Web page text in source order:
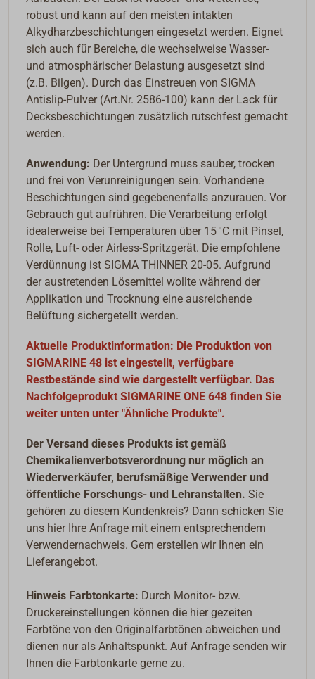
robust und kann auf den meisten intakten
Alkydharzbeschichtungen eingesetzt werden. Eignet
sich auch für Bereiche, die wechselweise Wasser-
und atmosphärischer Belastung ausgesetzt sind
(z.B. Bilgen). Durch das Einstreuen von SIGMA
Antislip-Pulver (Art.Nr. 2586-100) kann der Lack für
Decksbeschichtungen zusätzlich rutschfest gemacht
werden.
Anwendung: Der Untergrund muss sauber, trocken
und frei von Verunreinigungen sein. Vorhandene
Beschichtungen sind gegebenenfalls anzurauen. Vor
Gebrauch gut aufrühren. Die Verarbeitung erfolgt
idealerweise bei Temperaturen über 15 °C mit Pinsel,
Rolle, Luft- oder Airless-Spritzgerät. Die empfohlene
Verdünnung ist SIGMA THINNER 20-05. Aufgrund
der austretenden Lösemittel wollte während der
Applikation und Trocknung eine ausreichende
Belüftung sichergetellt werden.
Aktuelle Produktinformation: Die Produktion von
SIGMARINE 48 ist eingestellt, verfügbare
Restbestände sind wie dargestellt verfügbar. Das
Nachfolgeprodukt SIGMARINE ONE 648 finden Sie
weiter unten unter "Ähnliche Produkte".
Der Versand dieses Produkts ist gemäß
Chemikalienverbotsverordnung nur möglich an
Wiederverkäufer, berufsmäßige Verwender und
öffentliche Forschungs- und Lehranstalten.Sie
gehören zu diesem Kundenkreis? Dann schicken Sie
uns hier Ihre Anfrage mit einem entsprechendem
Verwendernachweis. Gern erstellen wir Ihnen ein
Lieferangebot.
Hinweis Farbtonkarte: Durch Monitor- bzw.
Druckereinstellungen können die hier gezeiten
Farbtöne von den Originalfarbtönen abweichen und
dienen nur als Anhaltspunkt. Auf Anfrage senden wir
Ihnen die Farbtonkarte gerne zu.